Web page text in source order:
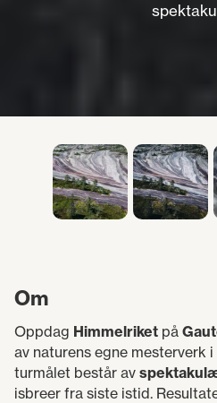
her!
Om
Oppdag Himmelriket på
av naturens egne mesterverk
turmålet består av
isbreer fra siste istid.